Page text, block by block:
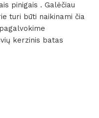
pinigais . Galėčiau
turi būti naikinami čia
kerzinis batas